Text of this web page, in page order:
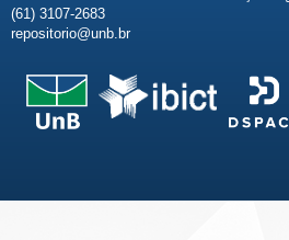
(61) 3107-2683
repositorio@unb.br